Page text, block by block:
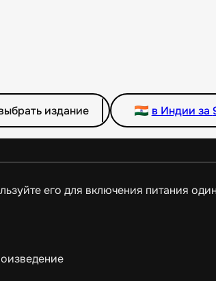
издание в Индии за
его для включения питания